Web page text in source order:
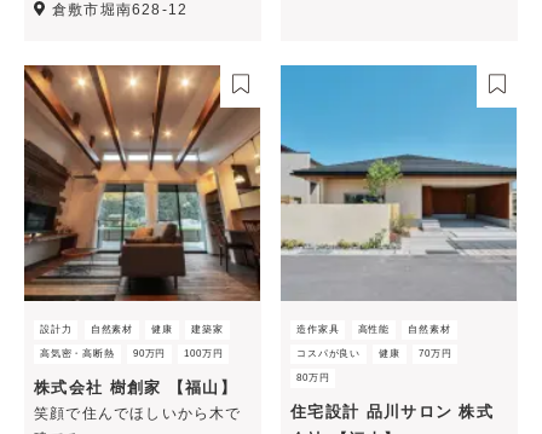
倉敷市堀南628-12
設計力 自然素材 健康 建築家
高気密・高断熱 90万円 100万円
株式会社 樹創家 【福山】
笑顔で住んでほしいから木で
造作家具 高性能 自然素材
コスパが良い 健康 70万円
80万円
住宅設計 品川サロン 株式